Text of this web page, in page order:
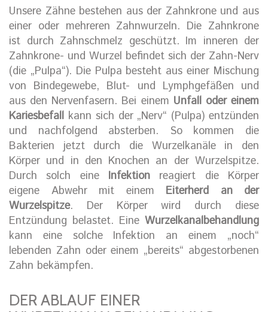
Unsere Zähne bestehen aus der Zahnkrone und aus
einer oder mehreren Zahnwurzeln. Die Zahnkrone
ist durch Zahnschmelz geschützt. Im inneren der
Zahnkrone- und Wurzel befindet sich der Zahn-Nerv
(die „Pulpa“). Die Pulpa besteht aus einer Mischung
von Bindegewebe, Blut- und Lymphgefäßen und
aus den Nervenfasern. Bei einem Unfall oder einem
Kariesbefall kann sich der „Nerv“ (Pulpa) entzünden
und nachfolgend absterben. So kommen die
Bakterien jetzt durch die Wurzelkanäle in den
Körper und in den Knochen an der Wurzelspitze.
Durch solch eine Infektion reagiert die Körper
eigene Abwehr mit einem Eiterherd an der
Wurzelspitze. Der Körper wird durch diese
Entzündung belastet. Eine Wurzelkanalbehandlung
kann eine solche Infektion an einem „noch“
lebenden Zahn oder einem „bereits“ abgestorbenen
Zahn bekämpfen.
DER ABLAUF EINER